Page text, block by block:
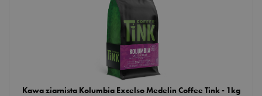
Kawa ziarnista Kolumbia Excelso Medelin Coffee Tink - 1kg